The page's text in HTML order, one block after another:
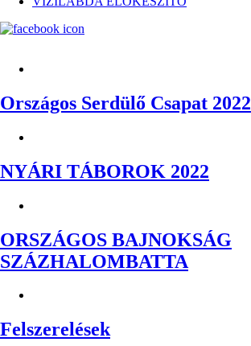
Országos Serdülő Csapat 2022
NYÁRI TÁBOROK 2022
ORSZÁGOS BAJNOKSÁG
SZÁZHALOMBATTA
Felszerelések